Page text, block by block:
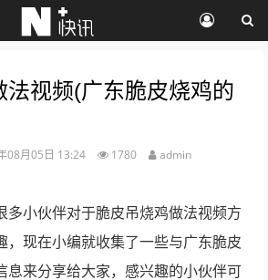
法视频(广东脆皮烧鸡的
08月05日 13:24 1780 admin
多小伙伴对于脆皮吊烧鸡做法视频方
，现在小编就收集了一些与广东脆皮
息来分享给大家，感兴趣的小伙伴可